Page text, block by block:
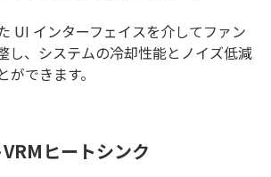
UI インターフェイスを介してファン
し、システムの冷却性能とノイズ低減
できます。
ヒートシンク